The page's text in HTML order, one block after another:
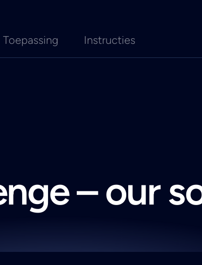
Toepassing Instructies
– our